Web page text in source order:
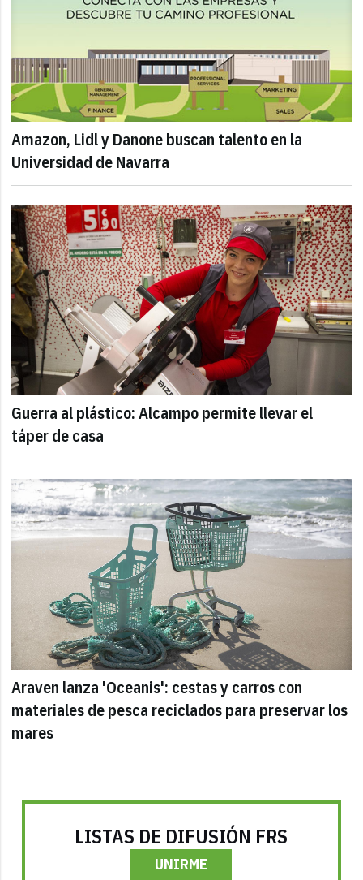
Amazon, Lidl y Danone buscan talento en la
Universidad de Navarra
Guerra al plástico: Alcampo permite llevar el
táper de casa
Araven lanza 'Oceanis': cestas y carros con
materiales de pesca reciclados para preservar los
mares
LISTAS DE DIFUSIÓN FRS
UNIRME